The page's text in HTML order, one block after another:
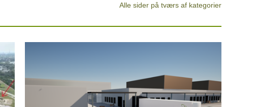
Alle sider på tværs af kategorier